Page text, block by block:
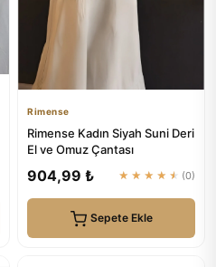
Rimense
Rimense Kadın Siyah Suni Deri
El ve Omuz Çantası
904,99 ₺ ★★★★★ (0)
Sepete Ekle